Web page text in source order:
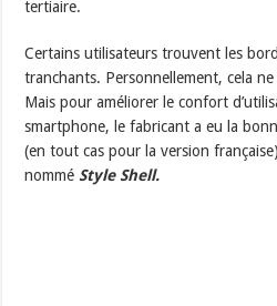
tertiaire.
Certains utilisateurs trouvent les
tranchants. Personnellement, cela ne
Mais pour améliorer le confort
smartphone, le fabricant a eu la
(en tout cas pour la version
nommé Style Shell.